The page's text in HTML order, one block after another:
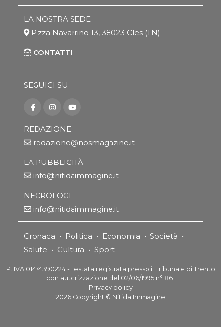
LA NOSTRA SEDE
P.zza Navarrino 13, 38023 Cles (TN)
CONTATTI
SEGUICI SU
REDAZIONE
redazione@nosmagazine.it
LA PUBBLICITÀ
info@nitidaimmagine.it
NECROLOGI
info@nitidaimmagine.it
Cronaca • Politica • Economia • Società •
Salute • Cultura • Sport
P. IVA 01474390224 - Testata registrata presso il Tribunale di Trento
con autorizzazione del 02/06/1995 n° 861
Privacy policy
2026 Copyright © Nitida Immagine